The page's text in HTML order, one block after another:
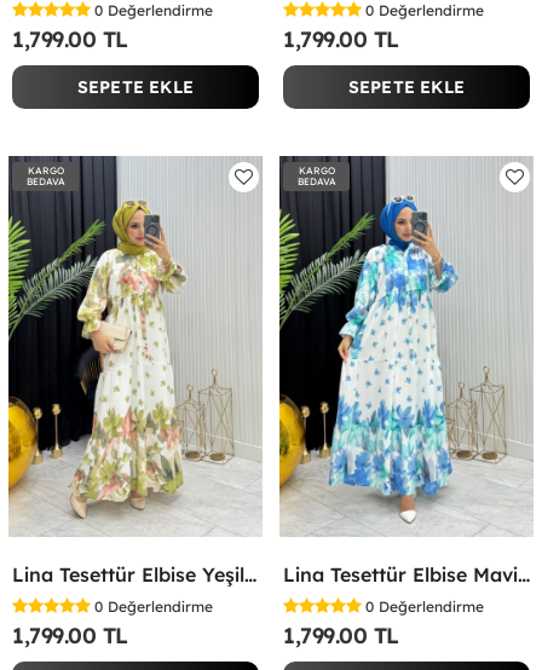
0 Değerlendirme
1,799.00 TL
SEPETE EKLE
0 Değerlendirme
1,799.00 TL
SEPETE EKLE
KARGO
BEDAVA
Lina Tesettür Elbise Yeşil Yeşil
0 Değerlendirme
1,799.00 TL
KARGO
BEDAVA
Lina Tesettür Elbise Mavi Mavi
0 Değerlendirme
1,799.00 TL